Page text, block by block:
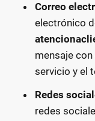
Correo
electrónico
mensaje
servicio y el
Redes
redes